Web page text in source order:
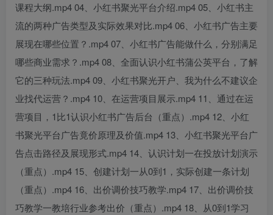
课程大纲.mp4 04、小红书聚光平台介绍.mp4 05、小红书主
流的两种广告类型及实际效果对比.mp4 06、小红书广告主要
展现在哪些位置？.mp4 07、小红书广告能做什么，分别满足
哪些商业需求？.mp4 08、全面认识小红书蒲公英平台，了解
它的三种玩法.mp4 09、小红书聚光开户、我为什么不建议企
业找代运营？.mp4 10、在运营项目展示.mp4 11、通过在运
营项目，1比1认识小红书广告后台（重点）.mp4 12、小红
书聚光平台广告竟价原理及价值.mp4 13、小红书聚光平台广
告点击路径及展现形式.mp4 14、认识计划一在投放计划演示
（重点）.mp4 15、创建计划一从0到1，实际创建一条计划
（重点）.mp4 16、出价调价技巧教学.mp4 17、出价调价技
巧教学一教培行业参考出价（重点）.mp4 18、从0到1学习